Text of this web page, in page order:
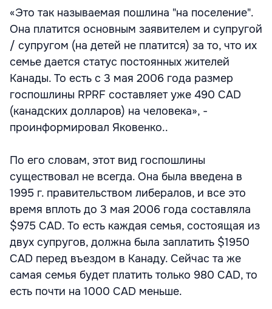
«Это так называемая пошлина "на поселение".
Она платится основным заявителем и супругой
/ супругом (на детей не платится) за то, что их
семье дается статус постоянных жителей
Канады. То есть с 3 мая 2006 года размер
госпошлины RPRF составляет уже 490 CAD
(канадских долларов) на человека», -
проинформировал Яковенко..
По его словам, этот вид госпошлины
существовал не всегда. Она была введена в
1995 г. правительством либералов, и все это
время вплоть до 3 мая 2006 года составляла
$975 CAD. То есть каждая семья, состоящая из
двух супругов, должна была заплатить $1950
CAD перед въездом в Канаду. Сейчас та же
самая семья будет платить только 980 CAD, то
есть почти на 1000 CAD меньше.